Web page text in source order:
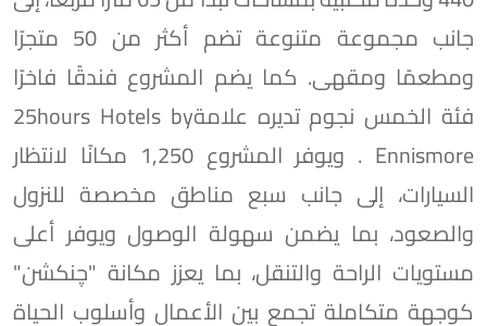
جانب مجموعة متنوعة تضم أكثر من 50 متجرًا
ومطعمًا ومقهى. كما يضم المشروع فندقًا فاخرًا
فئة الخمس نجوم تديره علامة25hours Hotels by
Ennismore . ويوفر المشروع 1,250 مكانًا لانتظار
السيارات، إلى جانب سبع مناطق مخصصة للنزول
والصعود، بما يضمن سهولة الوصول ويوفر أعلى
مستويات الراحة والتنقل، بما يعزز مكانة "چنكشن"
كوجهة متكاملة تجمع بين الأعمال وأسلوب الحياة